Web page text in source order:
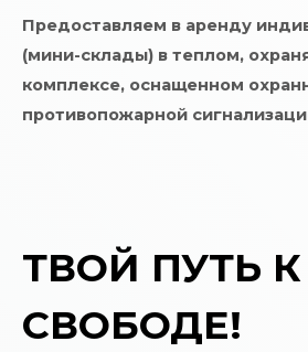
ТВОЙ ПУТЬ К
СВОБОДЕ!
Предоставляем в аренду
(мини-склады) в теплом,
комплексе, оснащенном
противопожарной